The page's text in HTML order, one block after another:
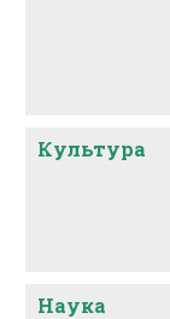
Культура
Наука